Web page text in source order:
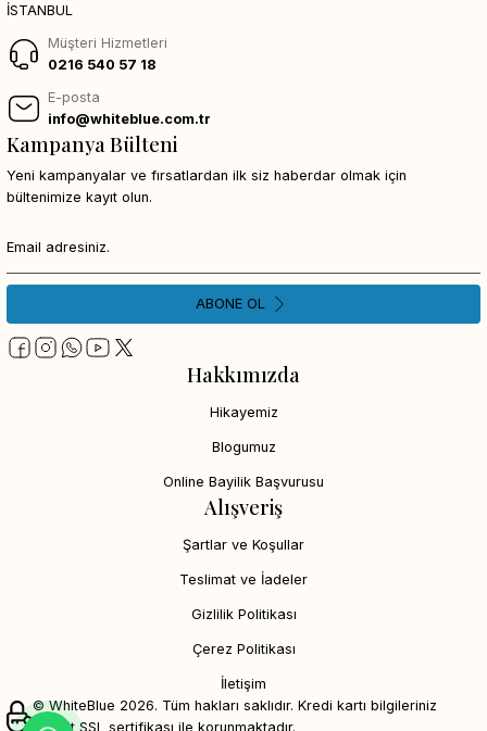
İSTANBUL
Müşteri Hizmetleri
0216 540 57 18
E-posta
info@whiteblue.com.tr
Hakkımızda
Hikayemiz
Blogumuz
Online Bayilik Başvurusu
Alışveriş
Şartlar ve Koşullar
Teslimat ve İadeler
Gizlilik Politikası
Çerez Politikası
İletişim
Kampanya Bülteni
Yeni kampanyalar ve fırsatlardan ilk siz haberdar olmak için
bültenimize kayıt olun.
ABONE OL
© WhiteBlue 2026. Tüm hakları saklıdır. Kredi kartı bilgileriniz
256bit SSL sertifikası ile korunmaktadır.